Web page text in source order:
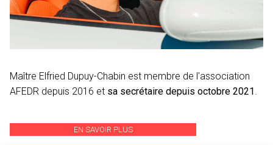
Maître Elfried Dupuy-Chabin est membre de l'association
AFEDR depuis 2016 et sa secrétaire depuis octobre 2021.
EN SAVOIR PLUS